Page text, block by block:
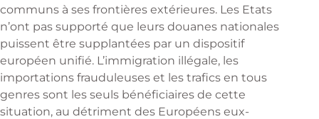
communs à ses frontières extérieures. Les Etats
n’ont pas supporté que leurs douanes nationales
puissent être supplantées par un dispositif
européen unifié. L’immigration illégale, les
importations frauduleuses et les trafics en tous
genres sont les seuls bénéficiaires de cette
situation, au détriment des Européens eux-